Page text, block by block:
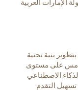
الإمارات العربية
بنية تحتية
على مستوى
الاصطناعي
تسهيل التقدم